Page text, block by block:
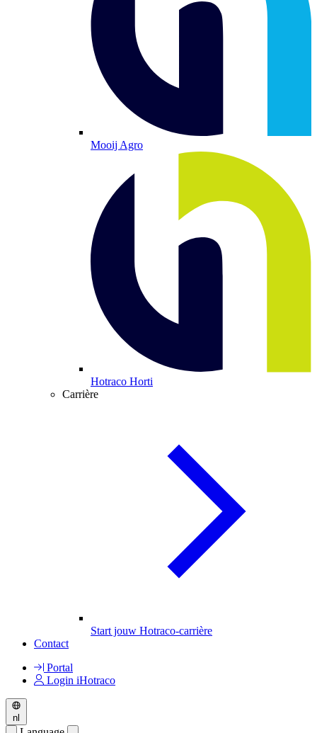
Mooij Agro
Hotraco Horti
Carrière
Start jouw Hotraco-carrière
Contact
Portal
Login iHotraco
nl